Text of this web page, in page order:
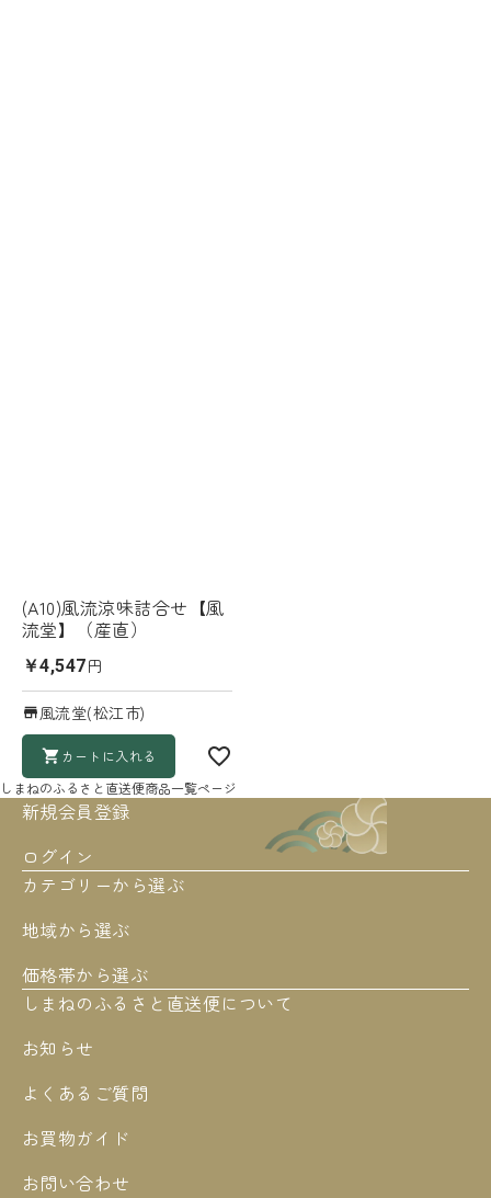
(A10)風流涼味詰合せ【風
流堂】（産直）
￥4,547円
風流堂(松江市)
カートに入れる
しまねのふるさと直送便商品一覧ページ
カテゴリーから選ぶ
地域から選ぶ
価格帯から選ぶ
新規会員登録
ログイン
しまねのふるさと直送便について
お知らせ
よくあるご質問
お買物ガイド
お問い合わせ